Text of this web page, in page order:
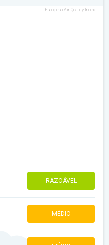
European Air Quality Index
RAZOÁVEL
MÉDIO